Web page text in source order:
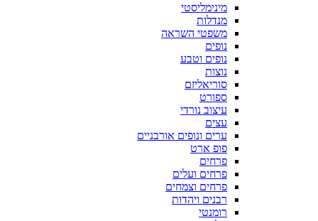
מינימליסטי
מנדלות
משפטי השראה
נופים
נופים וטבע
נוצות
סוריאליזם
ספורט
עיצוב נורדי
עצים
ערים ונופים אורבניים
פופ ארט
פרחים
פרחים ועלים
פרחים וצמחים
רבנים ויהדות
רומנטי